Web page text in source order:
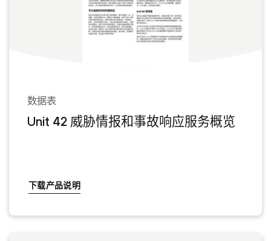
数据表
Unit 42 威胁情报和事故响应服务概览
下载产品说明